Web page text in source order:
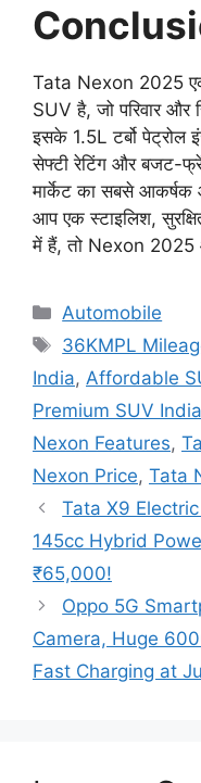
Tata Nexon 2025
SUV है, जो परिवार और
इसके 1.5L टर्बो
सेफ्टी रेटिंग और बजट-
मार्केट का सबसे आकर्षक
आप एक स्टाइलिश,
में हैं, तो Nexon 2025
Categories
Automobile
Tags
36KMPL
India, Affordable
Premium SUV India
Nexon Features,
Nexon Price, Tata
Tata X9
145cc Hybrid
₹65,000!
Oppo 5G
Camera, Huge
Fast Charging at